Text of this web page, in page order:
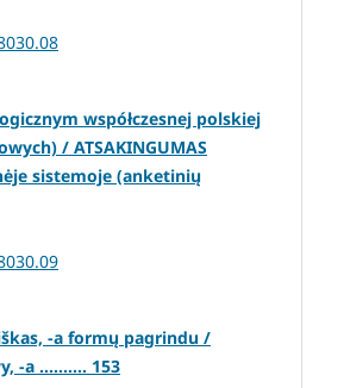
współczesnej polskiej
/ ATSAKINGUMAS
sistemoje (anketinių
-a formų pagrindu /
-a .......... 153